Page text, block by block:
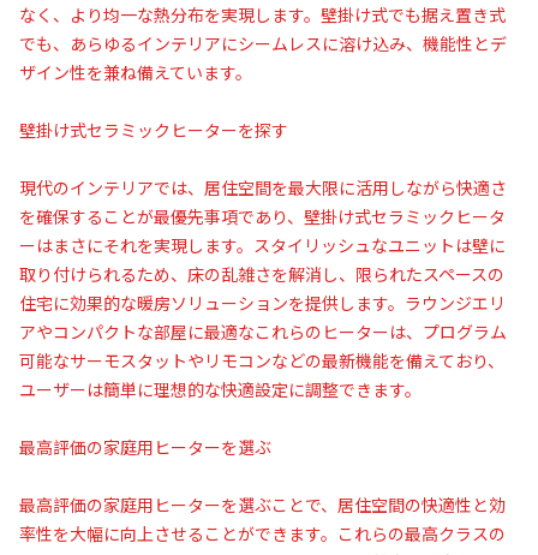
なく、より均一な熱分布を実現します。壁掛け式でも据え置き式
でも、あらゆるインテリアにシームレスに溶け込み、機能性とデ
ザイン性を兼ね備えています。
壁掛け式セラミックヒーターを探す
現代のインテリアでは、居住空間を最大限に活用しながら快適さ
を確保することが最優先事項であり、壁掛け式セラミックヒータ
ーはまさにそれを実現します。スタイリッシュなユニットは壁に
取り付けられるため、床の乱雑さを解消し、限られたスペースの
住宅に効果的な暖房ソリューションを提供します。ラウンジエリ
アやコンパクトな部屋に最適なこれらのヒーターは、プログラム
可能なサーモスタットやリモコンなどの最新機能を備えており、
ユーザーは簡単に理想的な快適設定に調整できます。
最高評価の家庭用ヒーターを選ぶ
最高評価の家庭用ヒーターを選ぶことで、居住空間の快適性と効
率性を大幅に向上させることができます。これらの最高クラスの